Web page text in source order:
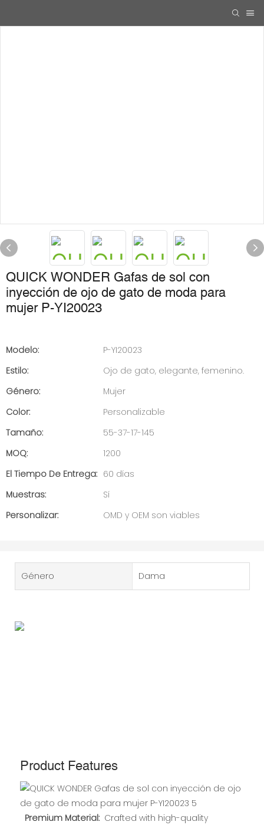
QUICK WONDER Gafas de sol con
inyección de ojo de gato de moda para
mujer P-YI20023
Modelo:
P-YI20023
Estilo:
Ojo de gato, elegante, femenino.
Género:
Mujer
Color:
Personalizable
Tamaño:
55-37-17-145
MOQ:
1200
El Tiempo De Entrega: 60 días
Muestras:
Sí
Personalizar:
OMD y OEM son viables
Género Dama
Product Features
Premium Material: Crafted with high-quality